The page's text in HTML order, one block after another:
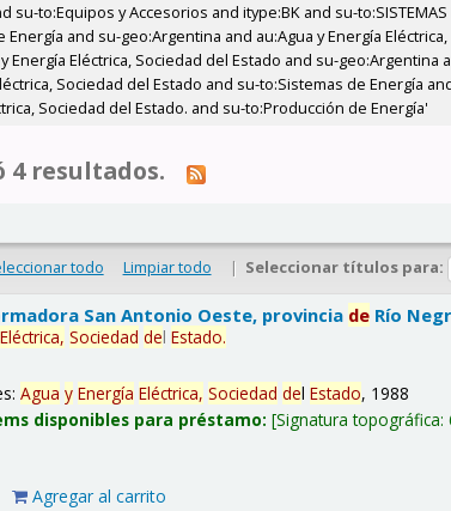
to:Equipos y Accesorios and itype:BK and su-
and su-geo:Argentina and au:Agua y Energía
Eléctrica, Sociedad del Estado and su-geo:Argentina
Sociedad del Estado and su-to:Sistemas de Energía
Sociedad del Estado. and su-to:Producción de Energía'
4 resultados.
todo Limpiar todo | Seleccionar títulos para:
San Antonio Oeste, provincia de Río
Eléctrica, Sociedad delEstado.
Agua y Energía Eléctrica, Sociedad delEstado, 1988
disponibles para préstamo: Signatura topográfica:
Agregar al carrito